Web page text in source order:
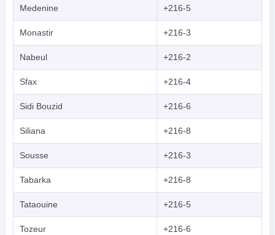
Medenine +216-5
Monastir +216-3
Nabeul +216-2
Sfax +216-4
Sidi Bouzid +216-6
Siliana +216-8
Sousse +216-3
Tabarka +216-8
Tataouine +216-5
Tozeur +216-6